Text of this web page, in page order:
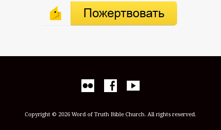
Copyright © 2026 Word of Truth Bible Church. All rights reserved.